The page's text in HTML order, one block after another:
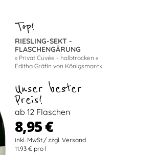
RIESLING-SEKT -
FLASCHENGÄRUNG
» Privat Cuvée - halbtrocken «
Editha Gräfin von Königsmarck
Unser bester
Preis!
ab 12 Flaschen
8,95 €
11.93 € pro l